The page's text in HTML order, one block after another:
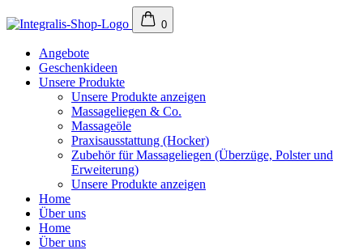
0
Angebote
Geschenkideen
Unsere Produkte
Unsere Produkte anzeigen
Massageliegen & Co.
Massageöle
Praxisausstattung (Hocker)
Zubehör für Massageliegen (Überzüge, Polster und
Erweiterung)
Unsere Produkte anzeigen
Home
Über uns
Home
Über uns